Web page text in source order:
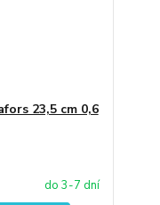
23,5 cm 0,6
do 3-7 dní